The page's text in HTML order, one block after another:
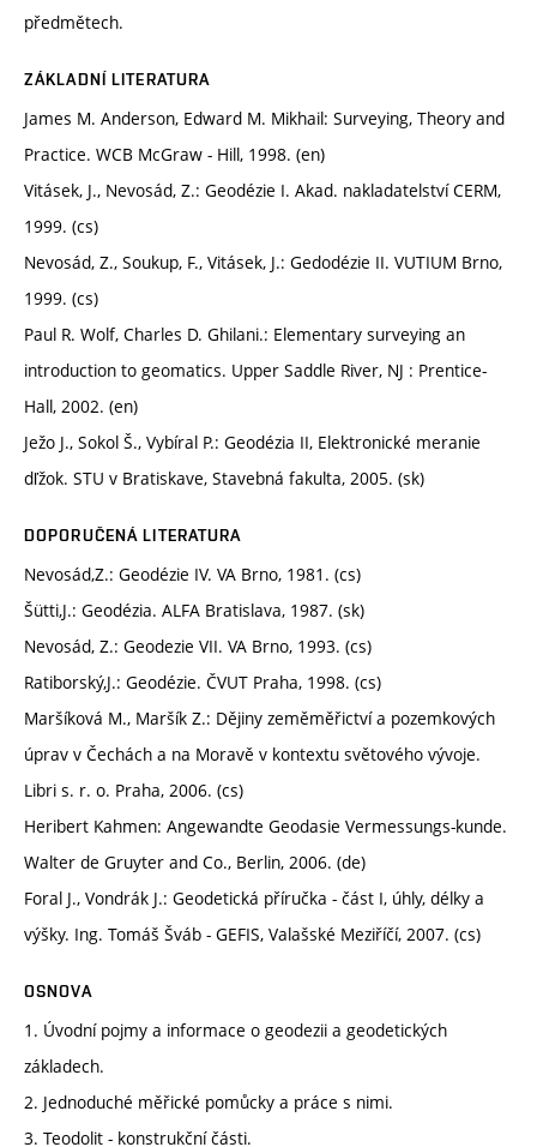
předmětech.
ZÁKLADNÍ LITERATURA
James M. Anderson, Edward M. Mikhail: Surveying, Theory and
Practice. WCB McGraw - Hill, 1998. (en)
Vitásek, J., Nevosád, Z.: Geodézie I. Akad. nakladatelství CERM,
1999. (cs)
Nevosád, Z., Soukup, F., Vitásek, J.: Gedodézie II. VUTIUM Brno,
1999. (cs)
Paul R. Wolf, Charles D. Ghilani.: Elementary surveying an
introduction to geomatics. Upper Saddle River, NJ : Prentice-
Hall, 2002. (en)
Ježo J., Sokol Š., Vybíral P.: Geodézia II, Elektronické meranie
dľžok. STU v Bratiskave, Stavebná fakulta, 2005. (sk)
DOPORUČENÁ LITERATURA
Nevosád,Z.: Geodézie IV. VA Brno, 1981. (cs)
Šütti,J.: Geodézia. ALFA Bratislava, 1987. (sk)
Nevosád, Z.: Geodezie VII. VA Brno, 1993. (cs)
Ratiborský,J.: Geodézie. ČVUT Praha, 1998. (cs)
Maršíková M., Maršík Z.: Dějiny zeměměřictví a pozemkových
úprav v Čechách a na Moravě v kontextu světového vývoje.
Libri s. r. o. Praha, 2006. (cs)
Heribert Kahmen: Angewandte Geodasie Vermessungs-kunde.
Walter de Gruyter and Co., Berlin, 2006. (de)
Foral J., Vondrák J.: Geodetická příručka - část I, úhly, délky a
výšky. Ing. Tomáš Šváb - GEFIS, Valašské Meziříčí, 2007. (cs)
OSNOVA
1. Úvodní pojmy a informace o geodezii a geodetických
základech.
2. Jednoduché měřické pomůcky a práce s nimi.
3. Teodolit - konstrukční části.